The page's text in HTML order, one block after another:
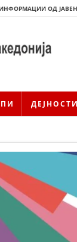
ИНФОРМАЦИИ ОД ЈАВЕН
ДЕЈНОСТИ